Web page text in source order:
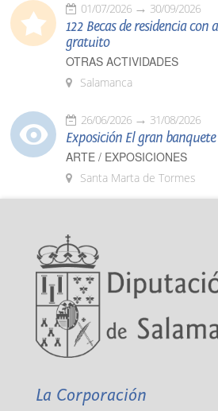
01/07/2026 30/09/2026
122 Becas de residencia
gratuito
OTRAS ACTIVIDADES
Salamanca
26/06/2026 31/08/2026
Exposición El gran
ARTE / EXPOSICIONES
Santa Marta de Tormes
La Corporación